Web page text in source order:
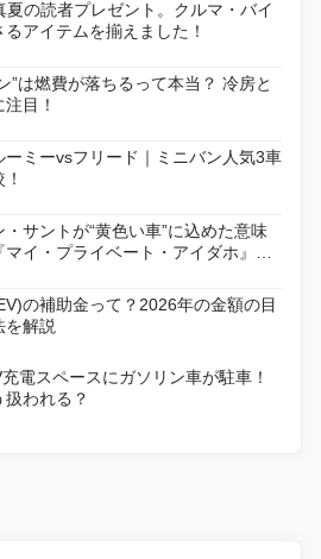
夏の読者プレゼント。クルマ・バイ
アイテムを揃えました！
”は燃費が落ちるって本当？ 冷房と
目！
ーミーvsフリード｜ミニバン人気3車
サントが“黄色い車”に込めた意味
マイ・プライベート・アイダホ』が
マスター版で復活
の補助金って？2026年の金額の目
を解説
電スペースにガソリン車が駐車！
われる？